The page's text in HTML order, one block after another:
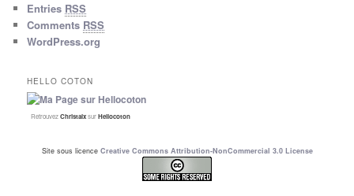
Entries RSS
Comments RSS
WordPress.org
HELLO COTON
RetrouvezChristalxsurHellocoton
Site sous licence Creative Commons Attribution-NonCommercial 3.0 License